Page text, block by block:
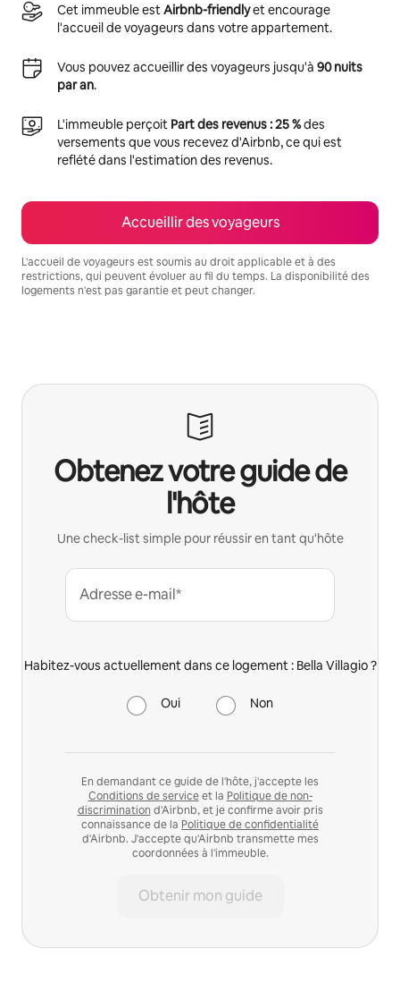
Cet immeuble estAirbnb-friendlyet encourage
l'accueil de voyageurs dans votre appartement.
Vous pouvez accueillir des voyageurs jusqu'à 90 nuits
par an.
L'immeuble perçoit Part des revenus : 25 %des
versements que vous recevez d'Airbnb, ce qui est
reflété dans l'estimation des revenus.
Accueillir des voyageurs
L'accueil de voyageurs est soumis au droit applicable et à des
restrictions, qui peuvent évoluer au fil du temps. La disponibilité des
logements n'est pas garantie et peut changer.
Obtenez votre guide de
l'hôte
Une check-list simple pour réussir en tant qu'hôte
Adresse e-mail*
Habitez-vous actuellement dans ce logement : Bella Villagio ?
Oui Non
En demandant ce guide de l'hôte, j'accepte les
Conditions de serviceet la Politique de non-
discrimination d'Airbnb, et je confirme avoir pris
connaissance de la Politique de confidentialité
d'Airbnb. J'accepte qu'Airbnb transmette mes
coordonnées à l'immeuble.
Obtenir mon guide